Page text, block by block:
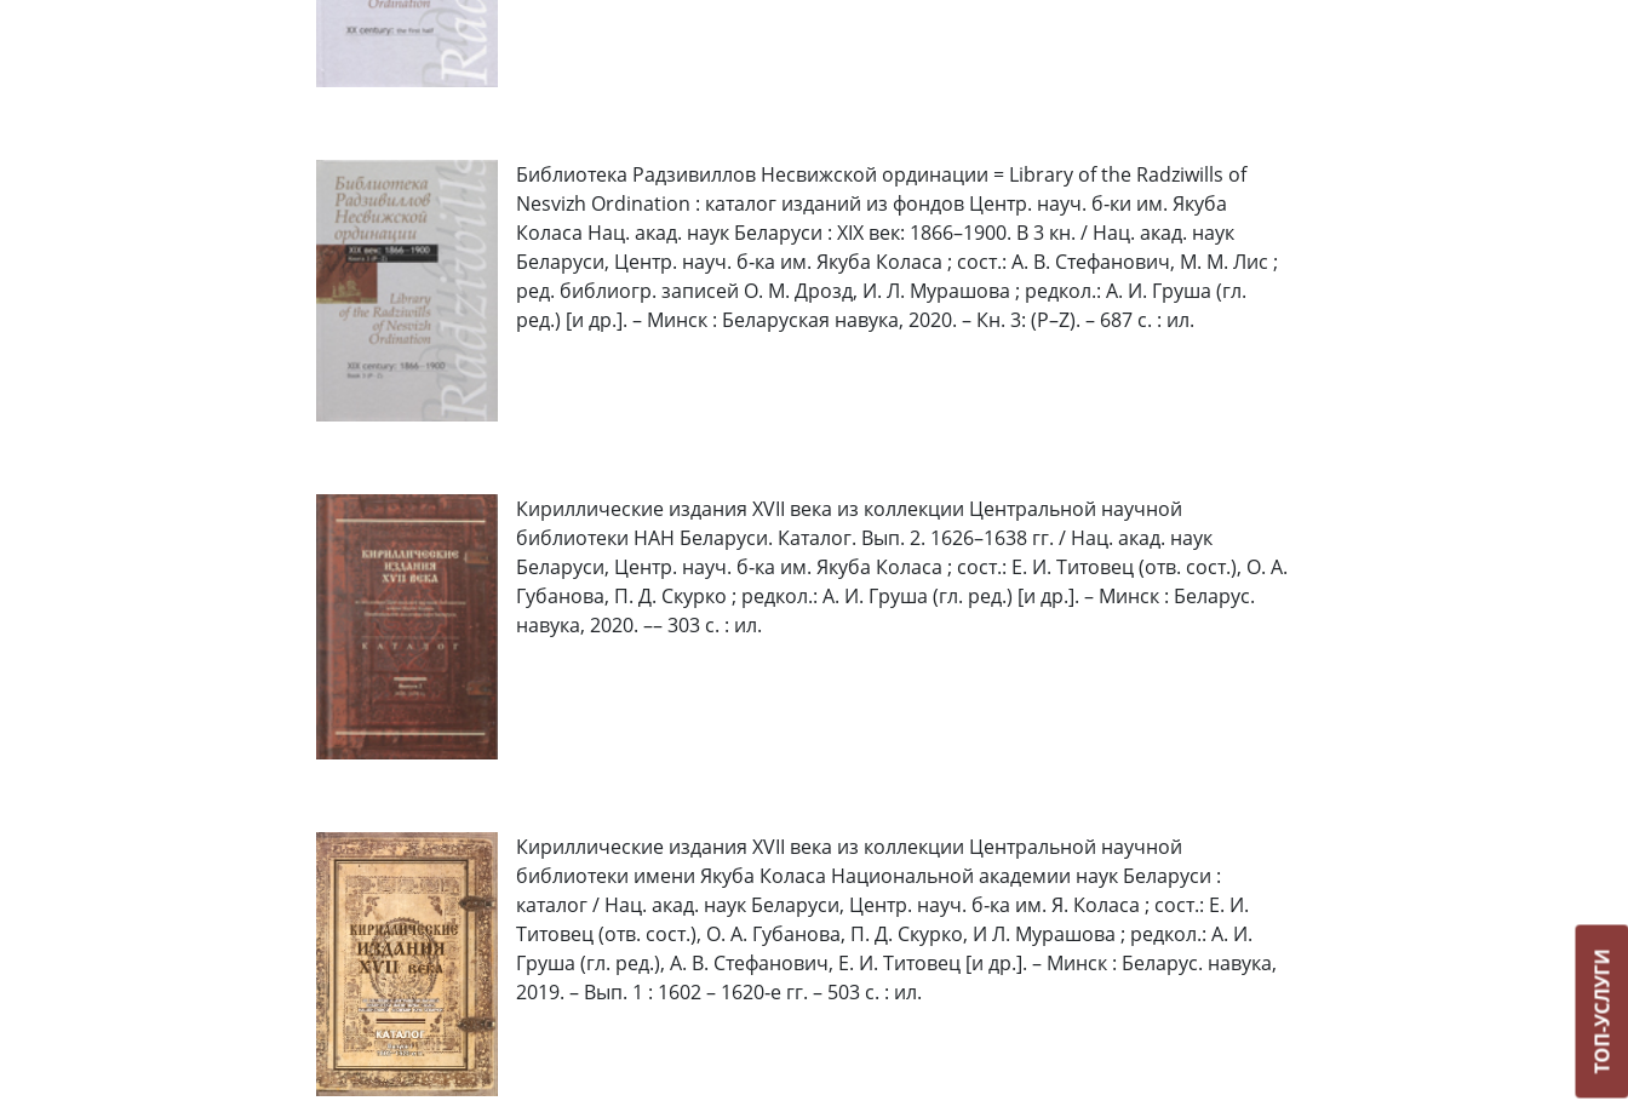
Библиотека Радзивиллов Несвижской ординации = Library of the Radziwills of
Nesvizh Ordination : каталог изданий из фондов Центр. науч. б‑ки им. Якуба
Коласа Нац. акад. наук Беларуси : XIX век: 1866–1900. В 3 кн. / Нац. акад. наук
Беларуси, Центр. науч. б‑ка им. Якуба Коласа ; сост.: А. В. Стефанович, М. М. Лис ;
ред. библиогр. записей О. М. Дрозд, И. Л. Мурашова ; редкол.: А. И. Груша (гл.
ред.) [и др.]. – Минск : Беларуская навука, 2020. – Кн. 3: (P–Z). – 687 с. : ил.
Кириллические издания XVII века из коллекции Центральной научной
библиотеки НАН Беларуси. Каталог. Вып. 2. 1626–1638 гг. / Нац. акад. наук
Беларуси, Центр. науч. б‑ка им. Якуба Коласа ; сост.: Е. И. Титовец (отв. сост.), О. А.
Губанова, П. Д. Скурко ; редкол.: А. И. Груша (гл. ред.) [и др.]. – Минск : Беларус.
навука, 2020. –– 303 с. : ил.
Кириллические издания XVII века из коллекции Центральной научной
библиотеки имени Якуба Коласа Национальной академии наук Беларуси :
каталог / Нац. акад. наук Беларуси, Центр. науч. б‑ка им. Я. Коласа ; сост.: Е. И.
Титовец (отв. сост.), О. А. Губанова, П. Д. Скурко, И Л. Мурашова ; редкол.: А. И.
Груша (гл. ред.), А. В. Стефанович, Е. И. Титовец [и др.]. – Минск : Беларус. навука,
2019. – Вып. 1 : 1602 – 1620‑е гг. – 503 с. : ил.
ТОП-УСЛУГИ